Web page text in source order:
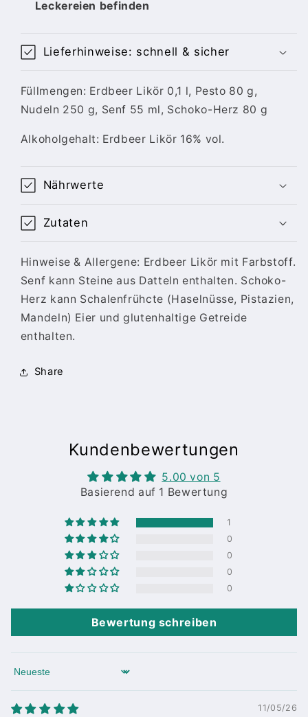
Leckereien befinden
Lieferhinweise: schnell & sicher
Füllmengen: Erdbeer Likör 0,1 l, Pesto 80 g,
Nudeln 250 g, Senf 55 ml, Schoko-Herz 80 g
Alkoholgehalt: Erdbeer Likör 16% vol.
Nährwerte
Zutaten
Hinweise & Allergene: Erdbeer Likör mit Farbstoff.
Senf kann Steine aus Datteln enthalten. Schoko-
Herz kann Schalenfrühcte (Haselnüsse, Pistazien,
Mandeln) Eier und glutenhaltige Getreide
enthalten.
Share
Kundenbewertungen
5.00 von 5
Basierend auf 1 Bewertung
1
0
0
0
0
Bewertung schreiben
Sort by
11/05/26